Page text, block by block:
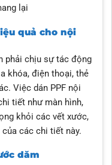
lại
quả cho nội
phải chịu sự tác động
khóa, điện thoại, thẻ
Việc dán PPF nội
tiết như màn hình,
khỏi các vết xước,
các chi tiết này.
dăm